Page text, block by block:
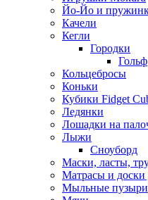
Йо-Йо и
Качели
Кегли
Городки
Гольф
Кольцебросы
Коньки
Кубики Fidget
Ледянки
Лошадки на
Лыжи
Сноуборд
Маски, ласты,
Матрасы и доски
Мыльные пузыри